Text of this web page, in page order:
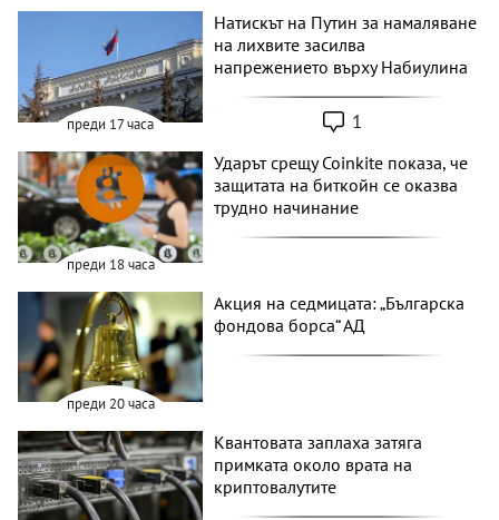
преди 17 часа
Натискът на Путин за намаляване
на лихвите засилва
напрежението върху Набиулина
1
преди 18 часа
Ударът срещу Coinkite показа, че
защитата на биткойн се оказва
трудно начинание
преди 20 часа
Акция на седмицата: „Българска
фондова борса“ АД
Квантовата заплаха затяга
примката около врата на
криптовалутите